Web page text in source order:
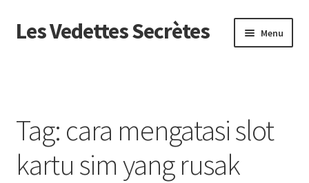
Skip
to
Skip
to
Les Vedettes Secrètes Menu
Contact us
Privacy Policy
Tag: cara mengatasi slot
kartu sim yang rusak